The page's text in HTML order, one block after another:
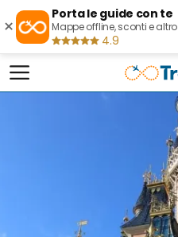
×
Porta le guide con te
Mappe offline, sconti e altro
4.9